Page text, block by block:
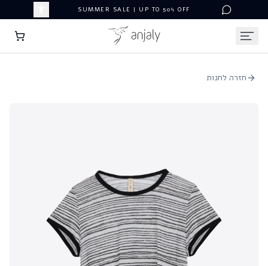
SUMMER SALE | UP TO 50% OFF
חזרה לחנות